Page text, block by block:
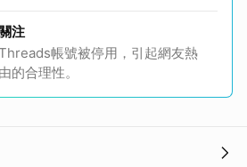
注
帳號被停用，引起網友熱
的合理性。